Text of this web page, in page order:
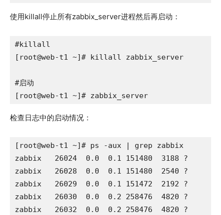
使用killall停止所有zabbix_server进程然后再启动：
#killall
[root@web-t1 ~]# killall zabbix_server
#启动
[root@web-t1 ~]# zabbix_server
检查日志中的启动情况：
[root@web-t1 ~]# ps -aux | grep zabbix
zabbix   26024  0.0  0.1 151480  3188 ?
zabbix   26028  0.0  0.1 151480  2540 ?
zabbix   26029  0.0  0.1 151472  2192 ?
zabbix   26030  0.0  0.2 258476  4820 ?
zabbix   26032  0.0  0.2 258476  4820 ?